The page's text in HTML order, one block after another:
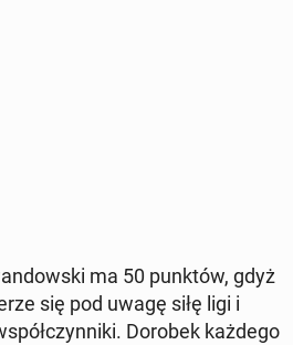
ma 50 punktów, gdyż
się pod uwagę siłę ligi i
Dorobek każdego